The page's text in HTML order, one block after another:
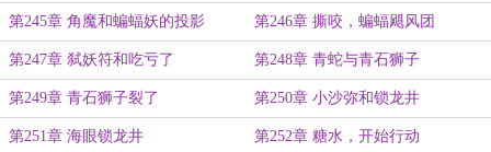
第245章 角魔和蝙蝠妖的投影 第246章 撕咬，蝙蝠飓风团
第247章 弑妖符和吃亏了 第248章 青蛇与青石狮子
第249章 青石狮子裂了 第250章 小沙弥和锁龙井
第251章 海眼锁龙井 第252章 糖水，开始行动